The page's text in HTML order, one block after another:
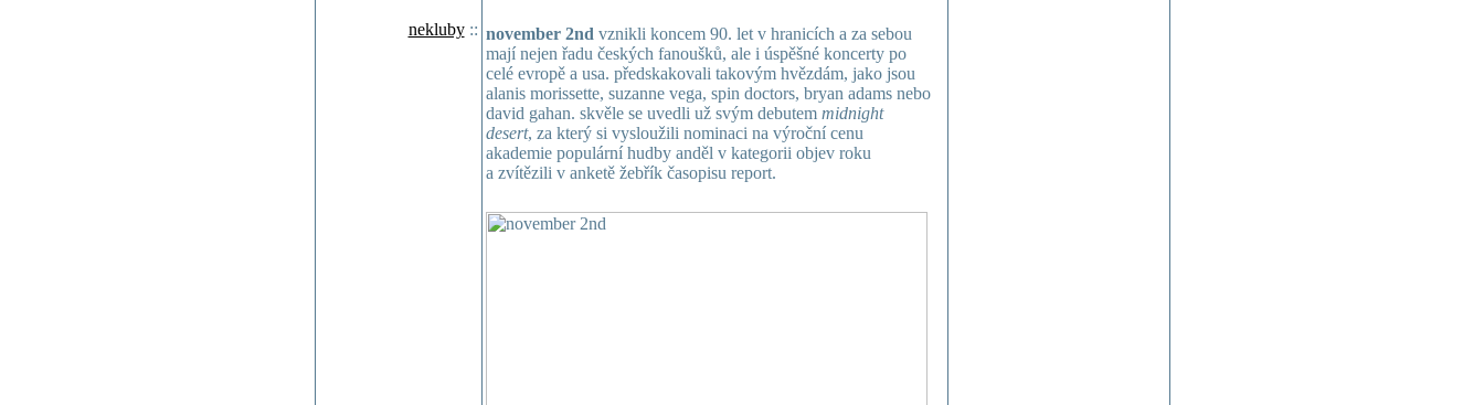
nekluby:: november 2nd vznikli koncem 90. let v hranicích a za sebou
mají nejen řadu českých fanoušků, ale i úspěšné koncerty po
celé evropě a usa. předskakovali takovým hvězdám, jako jsou
alanis morissette, suzanne vega, spin doctors, bryan adams nebo
david gahan. skvěle se uvedli už svým debutem midnight
desert, za který si vysloužili nominaci na výroční cenu
akademie populární hudby anděl v kategorii objev roku
a zvítězili v anketě žebřík časopisu report.